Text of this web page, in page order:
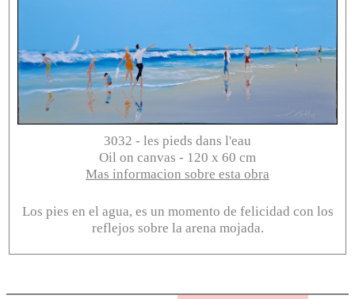
3032 - les pieds dans l'eau
Oil on canvas - 120 x 60 cm
Mas informacion sobre esta obra
Los pies en el agua, es un momento de felicidad con los
reflejos sobre la arena mojada.